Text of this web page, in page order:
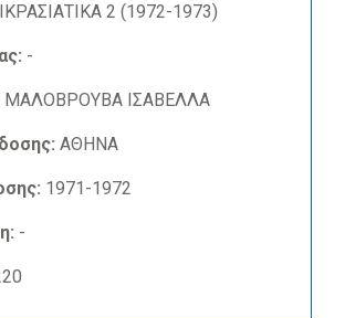
2 (1972-1973)
-
ΜΑΛΟΒΡΟΥΒΑ ΙΣΑΒΕΛΛΑ
ΑΘΗΝΑ
1971-1972
-